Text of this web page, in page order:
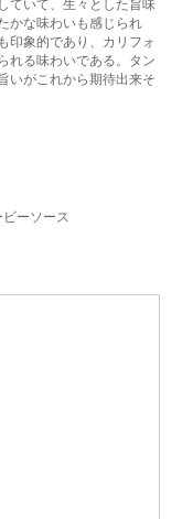
ていて、生々とした旨味
かな味わいも感じられ
印象的であり、カリフォ
れる味わいである。タン
いがこれから期待出来そ
ーソース